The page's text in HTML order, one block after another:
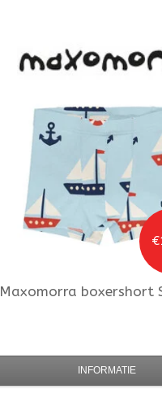
Maxomorra boxershort
INFORMATIE